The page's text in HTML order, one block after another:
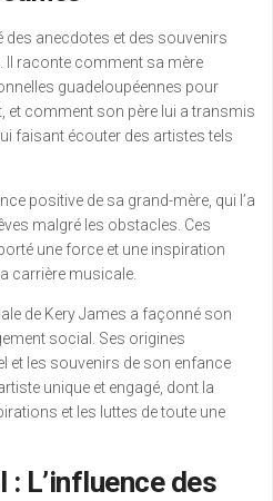
des anecdotes et des souvenirs
raconte comment sa mère
guadeloupéennes pour
et comment son père lui a transmis
faisant écouter des artistes tels
positive de sa grand-mère, qui l’a
malgré les obstacles. Ces
une force et une inspiration
carrière musicale.
de Kery James a façonné son
social. Ses origines
et les souvenirs de son enfance
unique et engagé, dont la
et les luttes de toute une
L’influence des